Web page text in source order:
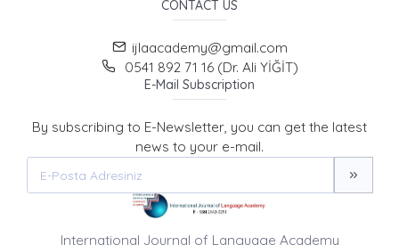
CONTACT US
ijlaacademy@gmail.com
0541 892 71 16 (Dr. Ali YİĞİT)
E-Mail Subscription
By subscribing to E-Newsletter, you can get the latest
news to your e-mail.
International Journal of Language Academy